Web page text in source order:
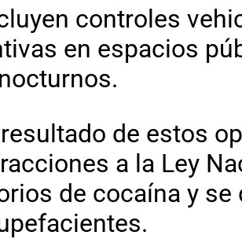
controles
en espacios
de estos
a la Ley
de cocaína y